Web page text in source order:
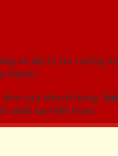
và đại lý tin tưởng
thành.
của khách hàng.
nhất tại Việt Nam.